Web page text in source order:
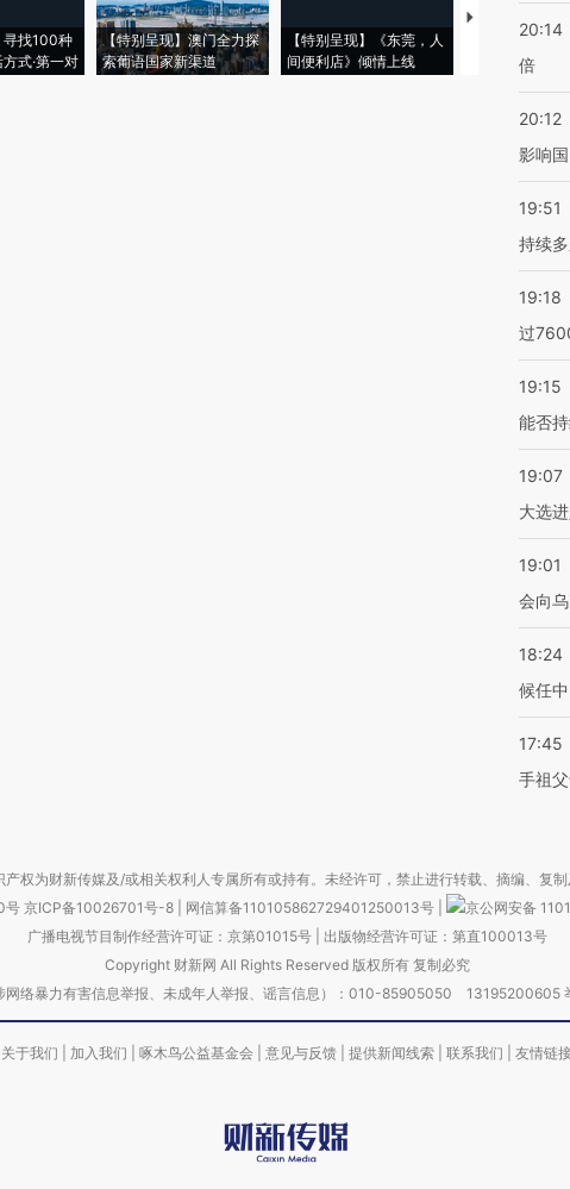
寻找100种
式·第一对
【特别呈现】澳门全力探
索葡语国家新渠道
【特别呈现】《东莞，人
间便利店》倾情上线
【推广】走进
会，让数智科
20:14
倍
20:12
影响
19:51
持续多
19:18
过
19:15
能否
19:07
大选
19:01
会向
18:24
候任
17:45
手祖
权为财新传媒及/或相关权利人专属所有或持有。未经许可，禁止进行转载、摘编、复制
号 京ICP备10026701号-8 网信算备110105862729401250013号
京公网安备
广播电视节目制作经营许可证：京第01015号| 出版物经营许可证：第直100013号
Copyright 财新网 All Rights Reserved 版权所有 复制必究
网络暴力有害信息举报、未成年人举报、谣言信息）：010-85905050 13195200605
关于我们 加入我们 啄木鸟公益基金会 意见与反馈 提供新闻线索 联系我们 友情链